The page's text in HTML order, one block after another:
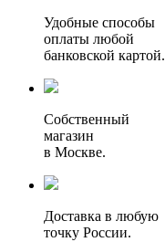
Удобные способы
оплаты любой
банковской картой.
Собственный
магазин
в Москве.
Доставка в любую
точку России.